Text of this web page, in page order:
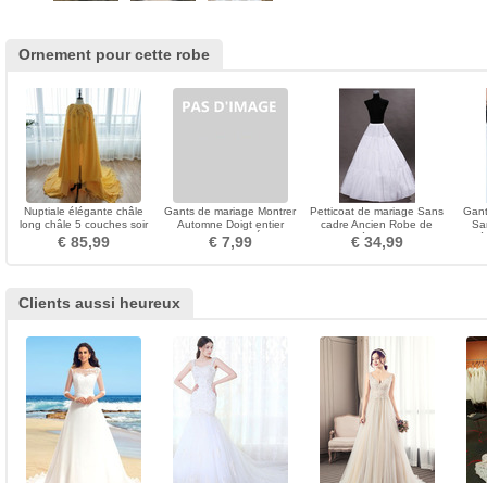
Ornement pour cette robe
Nuptiale élégante châle
long châle 5 couches soir
€ 85,99
Gants de mariage Montrer
Automne Doigt entier
Longue Noir Satin Élastique
€ 7,99
Petticoat de mariage Sans
cadre Ancien Robe de
mariée Longue
€ 34,99
Clients aussi heureux